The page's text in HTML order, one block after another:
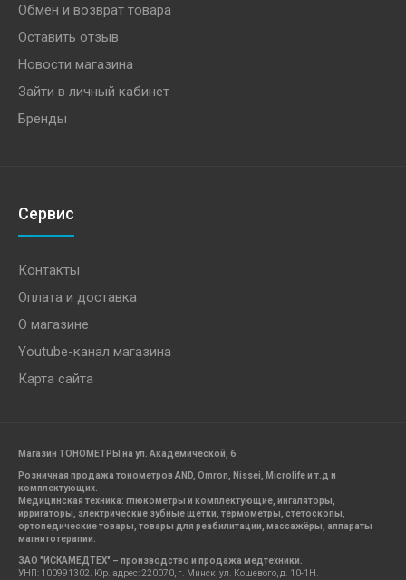
Обмен и возврат товара
Оставить отзыв
Новости магазина
Зайти в личный кабинет
Бренды
Сервис
Контакты
Оплата и доставка
О магазине
Youtube-канал магазина
Карта сайта
Магазин ТОНОМЕТРЫ на ул. Академической, 6.
Розничная продажа тонометров AND, Omron, Nissei, Microlife и т.д и
комплектующих.
Медицинская техника: глюкометры и комплектующие, ингаляторы,
ирригаторы, электрические зубные щетки, термометры, стетоскопы,
ортопедические товары, товары для реабилитации, массажёры, аппараты
магнитотерапии.
ЗАО "ИСКАМЕДТЕХ" – производство и продажа медтехники.
УНП: 100991302. Юр. адрес: 220070, г. Минск, ул. Кошевого, д. 10-1Н.